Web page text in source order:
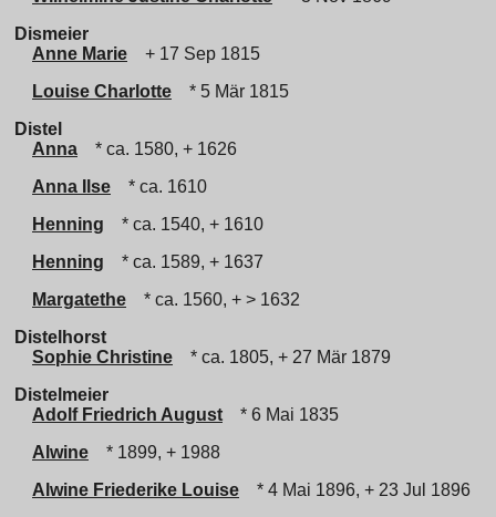
Dismeier
Anne Marie
+ 17 Sep 1815
Louise Charlotte
* 5 Mär 1815
Distel
Anna
* ca. 1580, + 1626
Anna Ilse
* ca. 1610
Henning
* ca. 1540, + 1610
Henning
* ca. 1589, + 1637
Margatethe
* ca. 1560, + > 1632
Distelhorst
Sophie Christine
* ca. 1805, + 27 Mär 1879
Distelmeier
Adolf Friedrich August
* 6 Mai 1835
Alwine
* 1899, + 1988
Alwine Friederike Louise
* 4 Mai 1896, + 23 Jul 1896